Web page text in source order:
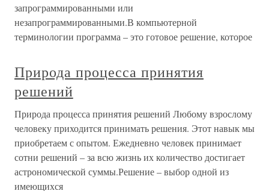
запрограммированными или
незапрограммированными.В компьютерной
терминологии программа – это готовое решение, которое
Природа процесса принятия
решений
Природа процесса принятия решений Любому взрослому
человеку приходится принимать решения. Этот навык мы
приобретаем с опытом. Ежедневно человек принимает
сотни решений – за всю жизнь их количество достигает
астрономической суммы.Решение – выбор одной из
имеющихся